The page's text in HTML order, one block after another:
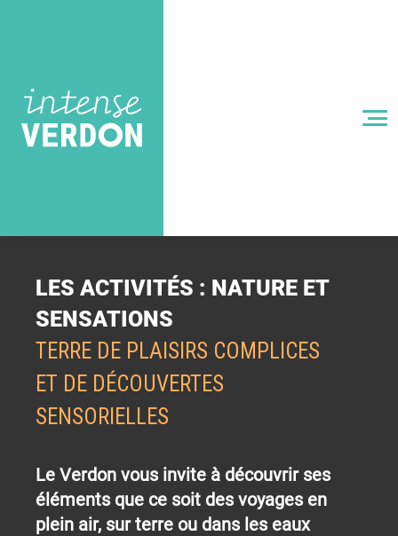
LES ACTIVITÉS : NATURE ET
SENSATIONS
TERRE DE PLAISIRS COMPLICES
ET DE DÉCOUVERTES
SENSORIELLES
Le Verdon vous invite à découvrir ses
éléments que ce soit des voyages en
plein air, sur terre ou dans les eaux